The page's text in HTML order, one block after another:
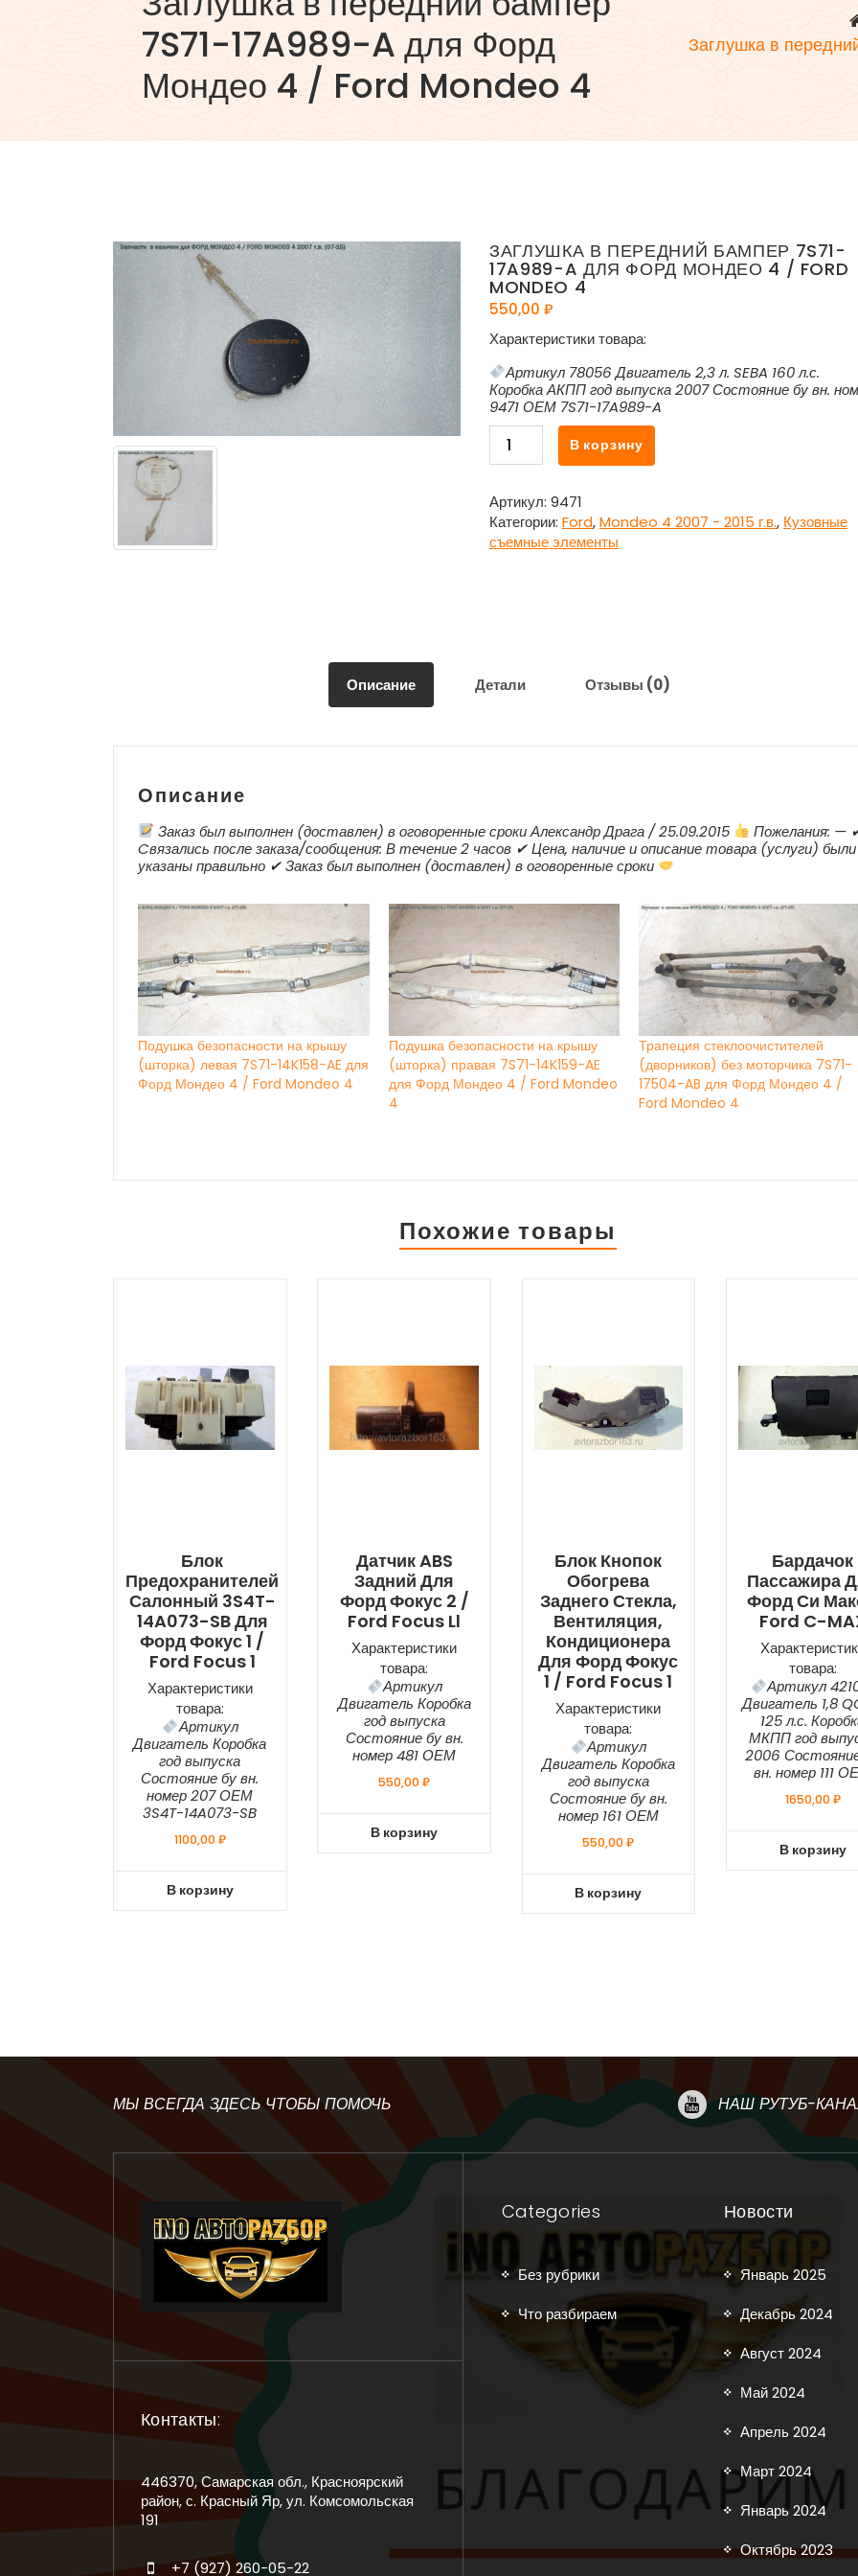
7S71-17A989-A для Форд
Мондео 4 / Ford Mondeo 4
Заглушка в
ЗАГЛУШКА В ПЕРЕДНИЙ БАМПЕР 7S71-
17A989-A ДЛЯ ФОРД МОНДЕО 4 / FORD
MONDEO 4
550,00 ₽
Характеристики товара:
Артикул 78056 Двигатель 2,3 л. SEBA 160 л.с.
Коробка АКПП год выпуска 2007 Состояние бу вн.
9471 ОЕМ 7S71-17A989-A
Количество
товара
в
передний
бампер
7S71-
/
В корзину
Артикул: 9471
Категории: Ford,Mondeo 4 2007 - 2015 г.в., Кузовные
съемные элементы
Описание Детали Отзывы (0)
Описание
Заказ был выполнен (доставлен) в оговоренные сроки Александр Драга / 25.09.2015
Пожелания: —
Cвязались после заказа/сообщения: В течение 2 часов ✔ Цена, наличие и описание товара (услуги) были
указаны правильно ✔ Заказ был выполнен (доставлен) в оговоренные сроки
Подушка безопасности на крышу
(шторка) левая 7S71-14K158-AE для
Форд Мондео 4 / Ford Mondeo 4
Подушка безопасности на крышу
(шторка) правая 7S71-14K159-AE
для Форд Мондео 4 / Ford Mondeo
4
Трапеция стеклоочистителей
(дворников) без моторчика 7S71-
17504-AB для Форд Мондео 4 /
Ford Mondeo 4
Похожие товары
Блок
Предохранителей
Салонный 3S4T-
14A073-SB Для
Форд Фокус 1 /
Ford Focus 1
Характеристики
товара:
Артикул
Двигатель Коробка
год выпуска
Состояние бу вн.
номер 207 ОЕМ
3S4T-14A073-SB
1100,00₽
В корзину
Датчик ABS
Задний Для
Форд Фокус 2 /
Ford Focus Ll
Характеристики
товара:
Артикул
Двигатель Коробка
год выпуска
Состояние бу вн.
номер 481 ОЕМ
550,00₽
В корзину
Блок Кнопок
Обогрева
Заднего Стекла,
Вентиляция,
Кондиционера
Для Форд Фокус
1 / Ford Focus 1
Характеристики
товара:
Артикул
Двигатель Коробка
год выпуска
Состояние бу вн.
номер 161 ОЕМ
550,00₽
В корзину
Бардачок
Пассажира
Форд Си
Ford C-
товара:
Артикул
Двигатель 1,8
125 л.с.
МКПП год
2006
вн. номер 111
1650,00₽
В корзину
МЫ ВСЕГДА ЗДЕСЬ ЧТОБЫ ПОМОЧЬ НАШ РУТУБ-
Контакты:
446370, Самарская обл., Красноярский
район, с. Красный Яр, ул. Комсомольская
191
+7 (927) 260-05-22
Categories
Без рубрики
Что разбираем
Новости
Январь 2025
Декабрь 2024
Август 2024
Май 2024
Апрель 2024
Март 2024
Январь 2024
Октябрь 2023